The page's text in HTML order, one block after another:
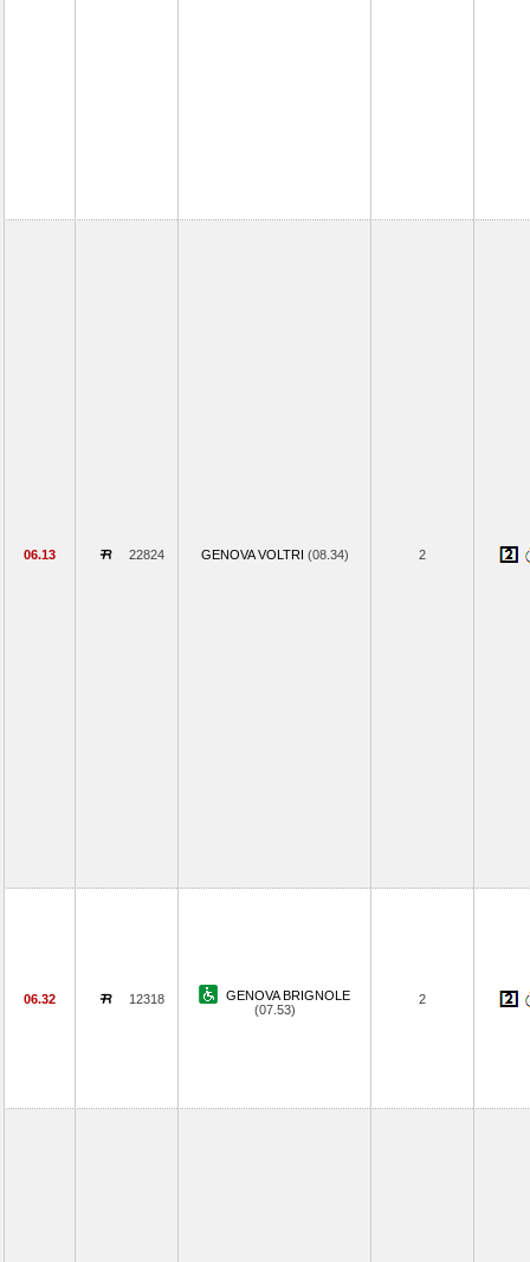
06.13 22824 GENOVA VOLTRI (08.34) 2
06.32 12318
GENOVA BRIGNOLE
(07.53)
2